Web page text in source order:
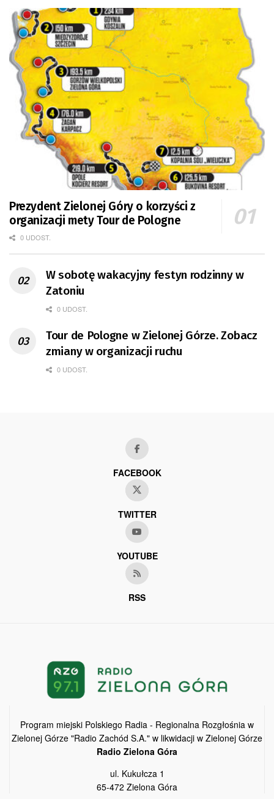
Prezydent Zielonej Góry o korzyści z
organizacji mety Tour de Pologne
0 UDOST.
W sobotę wakacyjny festyn rodzinny w
Zatoniu
0 UDOST.
Tour de Pologne w Zielonej Górze. Zobacz
zmiany w organizacji ruchu
0 UDOST.
FACEBOOK
TWITTER
YOUTUBE
RSS
Program miejski Polskiego Radia - Regionalna Rozgłośnia w
Zielonej Górze "Radio Zachód S.A." w likwidacji w Zielonej Górze
Radio Zielona Góra
ul. Kukułcza 1
65-472 Zielona Góra